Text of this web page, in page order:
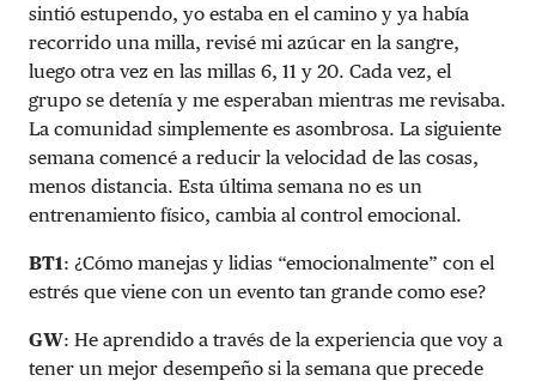
sintió estupendo, yo estaba en el camino y ya había
recorrido una milla, revisé mi azúcar en la sangre,
luego otra vez en las millas 6, 11 y 20. Cada vez, el
grupo se detenía y me esperaban mientras me revisaba.
La comunidad simplemente es asombrosa. La siguiente
semana comencé a reducir la velocidad de las cosas,
menos distancia. Esta última semana no es un
entrenamiento físico, cambia al control emocional.
BT1: ¿Cómo manejas y lidias “emocionalmente” con el
estrés que viene con un evento tan grande como ese?
GW: He aprendido a través de la experiencia que voy a
tener un mejor desempeño si la semana que precede